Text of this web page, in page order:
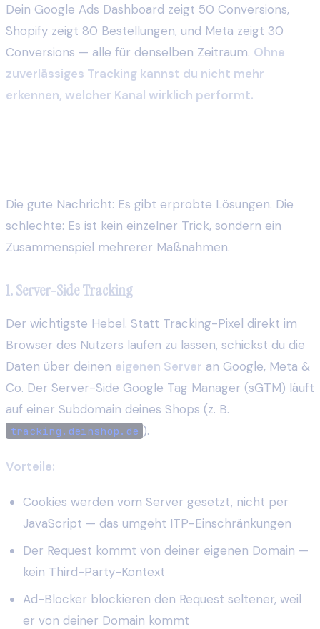
Dein Google Ads Dashboard zeigt 50 Conversions,
Shopify zeigt 80 Bestellungen, und Meta zeigt 30
Conversions — alle für denselben Zeitraum. Ohne
zuverlässiges Tracking kannst du nicht mehr
erkennen, welcher Kanal wirklich performt.
Die gute Nachricht: Es gibt erprobte Lösungen. Die
schlechte: Es ist kein einzelner Trick, sondern ein
Zusammenspiel mehrerer Maßnahmen.
1. Server-Side Tracking
Der wichtigste Hebel. Statt Tracking-Pixel direkt im
Browser des Nutzers laufen zu lassen, schickst du die
Daten über deinen eigenen Server an Google, Meta &
Co. Der Server-Side Google Tag Manager (sGTM) läuft
auf einer Subdomain deines Shops (z. B.
tracking.deinshop.de ).
Vorteile:
Cookies werden vom Server gesetzt, nicht per
JavaScript — das umgeht ITP-Einschränkungen
Der Request kommt von deiner eigenen Domain —
kein Third-Party-Kontext
Ad-Blocker blockieren den Request seltener, weil
er von deiner Domain kommt